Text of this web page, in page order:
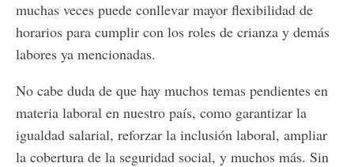
muchas veces puede conllevar mayor flexibilidad de
horarios para cumplir con los roles de crianza y demás
labores ya mencionadas.
No cabe duda de que hay muchos temas pendientes en
materia laboral en nuestro país, como garantizar la
igualdad salarial, reforzar la inclusión laboral, ampliar
la cobertura de la seguridad social, y muchos más. Sin